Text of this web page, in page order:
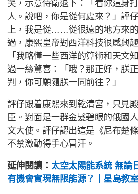
笑，示意侍衛退下：「看你這身
人。說吧，你是從何處來？」評
上，我是從……從很遠的地方來
過，康熙皇帝對西洋科技很感興
「我略懂一些西洋的算術和天文
過一絲驚喜：「哦？那正好，朕
判，你可願隨朕一同前往？」
評仔跟着康熙來到乾清宮，只見
臣。對面是一群金髮碧眼的俄國
文大使。評仔認出這是《尼布楚
不禁激動得手心冒汗。
延伸閱讀： 太空太陽能系統 無論
有機會實現無限能源？｜星島教室